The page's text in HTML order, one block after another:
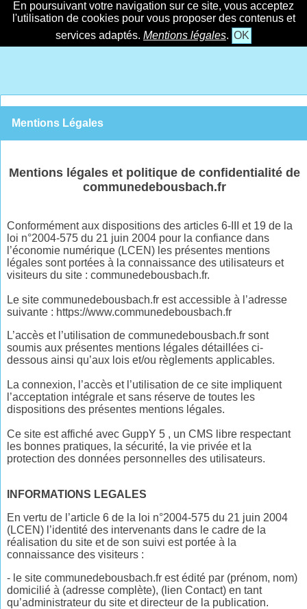
En poursuivant votre navigation sur ce site, vous acceptez
l'utilisation de cookies pour vous proposer des contenus et
services adaptés. Mentions légales. OK
Mentions Légales
Mentions légales et politique de confidentialité de
communedebousbach.fr
Conformément aux dispositions des articles 6-III et 19 de la
loi n°2004-575 du 21 juin 2004 pour la confiance dans
l’économie numérique (LCEN) les présentes mentions
légales sont portées à la connaissance des utilisateurs et
visiteurs du site : communedebousbach.fr.
Le site communedebousbach.fr est accessible à l’adresse
suivante : https://www.communedebousbach.fr
L’accès et l’utilisation de communedebousbach.fr sont
soumis aux présentes mentions légales détaillées ci-
dessous ainsi qu’aux lois et/ou règlements applicables.
La connexion, l’accès et l’utilisation de ce site impliquent
l’acceptation intégrale et sans réserve de toutes les
dispositions des présentes mentions légales.
Ce site est affiché avec GuppY 5 , un CMS libre respectant
les bonnes pratiques, la sécurité, la vie privée et la
protection des données personnelles des utilisateurs.
INFORMATIONS LEGALES
En vertu de l’article 6 de la loi n°2004-575 du 21 juin 2004
(LCEN) l’identité des intervenants dans le cadre de la
réalisation du site et de son suivi est portée à la
connaissance des visiteurs :
- le site communedebousbach.fr est édité par (prénom, nom)
domicilié à (adresse complète), (lien Contact) en tant
qu’administrateur du site et directeur de la publication.